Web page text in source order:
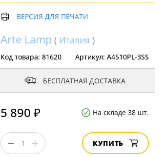
ВЕРСИЯ ДЛЯ ПЕЧАТИ
Arte Lamp ( Италия )
Код товара: 81620 Артикул: A4510PL-3SS
БЕСПЛАТНАЯ ДОСТАВКА
5 890 ₽ На складе 38 шт.
КУПИТЬ